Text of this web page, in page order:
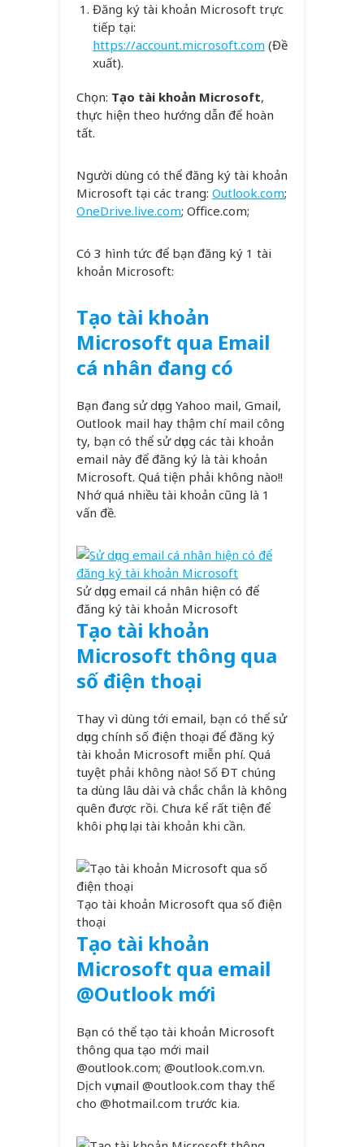
Đăng ký tài khoản Microsoft trực
tiếp tại:
https://account.microsoft.com (Đề
xuất).
Chọn: Tạo tài khoản Microsoft,
thực hiện theo hướng dẫn để hoàn
tất.
Người dùng có thể đăng ký tài khoản
Microsoft tại các trang: Outlook.com;
OneDrive.live.com; Office.com;
Có 3 hình tức để bạn đăng ký 1 tài
khoản Microsoft:
Tạo tài khoản
Microsoft qua Email
cá nhân đang có
Bạn đang sử dụng Yahoo mail, Gmail,
Outlook mail hay thậm chí mail công
ty, bạn có thể sử dụng các tài khoản
email này để đăng ký là tài khoản
Microsoft. Quá tiện phải không nào!!
Nhớ quá nhiều tài khoản cũng là 1
vấn đề.
Sử dụng email cá nhân hiện có để
đăng ký tài khoản Microsoft
Tạo tài khoản
Microsoft thông qua
số điện thoại
Thay vì dùng tới email, bạn có thể sử
dụng chính số điện thoại để đăng ký
tài khoản Microsoft miễn phí. Quá
tuyệt phải không nào! Số ĐT chúng
ta dùng lâu dài và chắc chắn là không
quên được rồi. Chưa kể rất tiện để
khôi phục lại tài khoản khi cần.
Tạo tài khoản Microsoft qua số điện
thoại
Tạo tài khoản
Microsoft qua email
@Outlook mới
Bạn có thể tạo tài khoản Microsoft
thông qua tạo mới mail
@outlook.com; @outlook.com.vn.
Dịch vụ mail @outlook.com thay thế
cho @hotmail.com trước kia.